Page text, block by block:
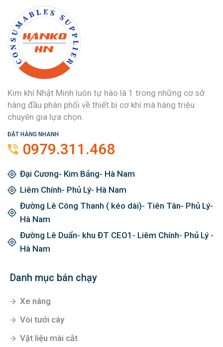
Kim khí Nhật Minh luôn tự hào là 1 trong những cơ sở
hàng đầu phân phối về thiết bị cơ khí mà hàng triệu
chuyên gia lựa chọn.
ĐẶT HÀNG NHANH
0979.311.468
Đại Cương- Kim Bảng- Hà Nam
Liêm Chính- Phủ Lý- Hà Nam
Đường Lê Công Thanh ( kéo dài)- Tiên Tân- Phủ Lý-
Hà Nam
Đường Lê Duẩn- khu ĐT CEO1- Liêm Chính- Phủ Lý -
Hà Nam
Danh mục bán chạy
Xe nâng
Vòi tưới cây
Vật liệu mài cắt